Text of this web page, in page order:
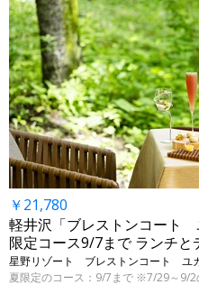
￥21,780
軽井沢「ブレストンコート
限定コース9/7まで ランチと
夏限定のコース：9/7まで ※7/29～9/2